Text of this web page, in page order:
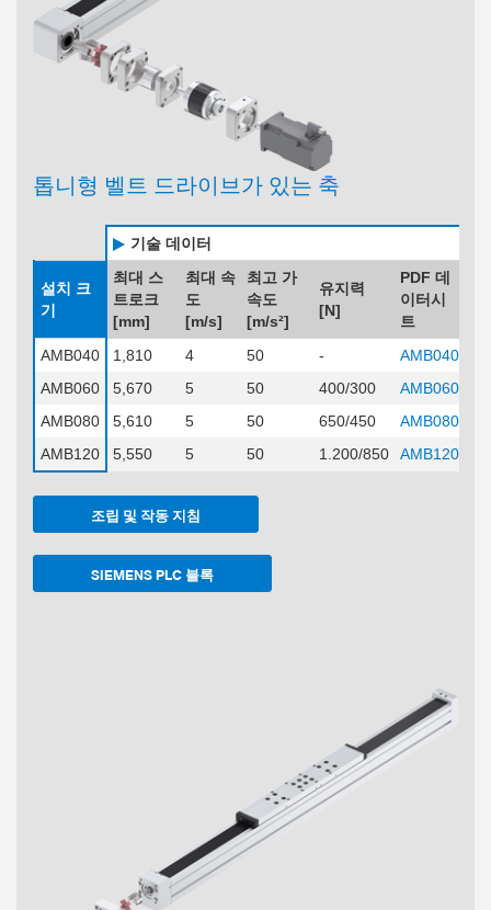
톱니형 벨트 드라이브가 있는 축
기술 데이터
설치 크
기
최대 스
트로크
[mm]
최대 속
도
[m/s]
최고 가
속도
[m/s²]
유지력
[N]
PDF 데
이터시
트
AMB040
1,810 4 50 -
AMB040
AMB060
5,670 5 50 400/300
AMB060
AMB080
5,610 5 50 650/450
AMB080
AMB120
5,550 5 50 1.200/850 AMB120
조립 및 작동 지침
SIEMENS PLC 블록